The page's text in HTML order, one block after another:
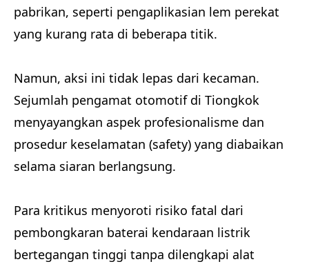
pabrikan, seperti pengaplikasian lem perekat
yang kurang rata di beberapa titik.
Namun, aksi ini tidak lepas dari kecaman.
Sejumlah pengamat otomotif di Tiongkok
menyayangkan aspek profesionalisme dan
prosedur keselamatan (safety) yang diabaikan
selama siaran berlangsung.
Para kritikus menyoroti risiko fatal dari
pembongkaran baterai kendaraan listrik
bertegangan tinggi tanpa dilengkapi alat